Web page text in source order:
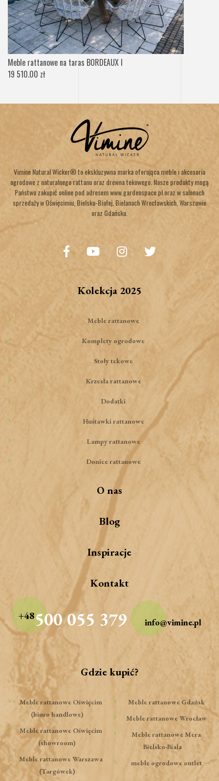
Meble rattanowe na taras BORDEAUX I
19 510.00 zł
Vimine Natural Wicker® to ekskluzywna marka oferująca meble i akcesoria
ogrodowe z naturalnego rattanu oraz drewna tekowego. Nasze produkty mogą
Państwo zakupić online pod adresem www.gardenspace.pl oraz w salonach
sprzedaży w Oświęcimiu, Bielsku-Białej, Bielanach Wrocławskich, Warszawie
oraz Gdańsku.
Kolekcja 2025
Meble rattanowe
Komplety ogrodowe
Stoły tekowe
Krzesła rattanowe
Dodatki
Huśtawki rattanowe
Lampy rattanowe
Donice rattanowe
O nas
Blog
Inspiracje
Kontakt
+48500 055 379 info@vimine.pl
Gdzie kupić?
Meble rattanowe Oświęcim
(biuro handlowe)
Meble rattanowe Oświęcim
(showroom)
Meble rattanowe Warszawa
(Targówek)
Meble rattanowe Gdańsk
Meble rattanowe Wrocław
Meble rattanowe Mera
Bielsko-Biała
meble ogrodowe outlet